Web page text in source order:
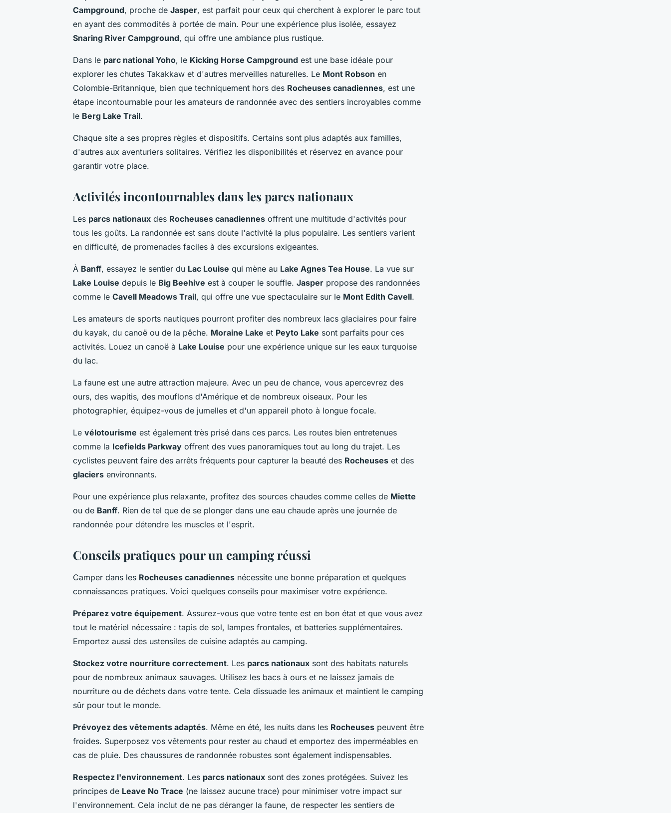
Campground, proche de Jasper, est parfait pour ceux qui cherchent à explorer le parc tout
en ayant des commodités à portée de main. Pour une expérience plus isolée, essayez
Snaring River Campground, qui offre une ambiance plus rustique.
Dans le parc national Yoho, le Kicking Horse Campground est une base idéale pour
explorer les chutes Takakkaw et d'autres merveilles naturelles. Le Mont Robson en
Colombie-Britannique, bien que techniquement hors des Rocheuses canadiennes, est une
étape incontournable pour les amateurs de randonnée avec des sentiers incroyables comme
le Berg Lake Trail.
Chaque site a ses propres règles et dispositifs. Certains sont plus adaptés aux familles,
d'autres aux aventuriers solitaires. Vérifiez les disponibilités et réservez en avance pour
garantir votre place.
Activités incontournables dans les parcs nationaux
Les parcs nationaux des Rocheuses canadiennes offrent une multitude d'activités pour
tous les goûts. La randonnée est sans doute l'activité la plus populaire. Les sentiers varient
en difficulté, de promenades faciles à des excursions exigeantes.
À Banff, essayez le sentier du Lac Louise qui mène au Lake Agnes Tea House. La vue sur
Lake Louise depuis le Big Beehive est à couper le souffle. Jasper propose des randonnées
comme le Cavell Meadows Trail, qui offre une vue spectaculaire sur le Mont Edith Cavell.
Les amateurs de sports nautiques pourront profiter des nombreux lacs glaciaires pour faire
du kayak, du canoë ou de la pêche. Moraine Lake et Peyto Lake sont parfaits pour ces
activités. Louez un canoë à Lake Louise pour une expérience unique sur les eaux turquoise
du lac.
La faune est une autre attraction majeure. Avec un peu de chance, vous apercevrez des
ours, des wapitis, des mouflons d'Amérique et de nombreux oiseaux. Pour les
photographier, équipez-vous de jumelles et d'un appareil photo à longue focale.
Le vélotourisme est également très prisé dans ces parcs. Les routes bien entretenues
comme la Icefields Parkway offrent des vues panoramiques tout au long du trajet. Les
cyclistes peuvent faire des arrêts fréquents pour capturer la beauté des Rocheuses et des
glaciers environnants.
Pour une expérience plus relaxante, profitez des sources chaudes comme celles de Miette
ou de Banff. Rien de tel que de se plonger dans une eau chaude après une journée de
randonnée pour détendre les muscles et l'esprit.
Conseils pratiques pour un camping réussi
Camper dans les Rocheuses canadiennes nécessite une bonne préparation et quelques
connaissances pratiques. Voici quelques conseils pour maximiser votre expérience.
Préparez votre équipement. Assurez-vous que votre tente est en bon état et que vous avez
tout le matériel nécessaire : tapis de sol, lampes frontales, et batteries supplémentaires.
Emportez aussi des ustensiles de cuisine adaptés au camping.
Stockez votre nourriture correctement. Les parcs nationaux sont des habitats naturels
pour de nombreux animaux sauvages. Utilisez les bacs à ours et ne laissez jamais de
nourriture ou de déchets dans votre tente. Cela dissuade les animaux et maintient le camping
sûr pour tout le monde.
Prévoyez des vêtements adaptés. Même en été, les nuits dans les Rocheuses peuvent être
froides. Superposez vos vêtements pour rester au chaud et emportez des imperméables en
cas de pluie. Des chaussures de randonnée robustes sont également indispensables.
Respectez l'environnement. Les parcs nationaux sont des zones protégées. Suivez les
principes de Leave No Trace (ne laissez aucune trace) pour minimiser votre impact sur
l'environnement. Cela inclut de ne pas déranger la faune, de respecter les sentiers de